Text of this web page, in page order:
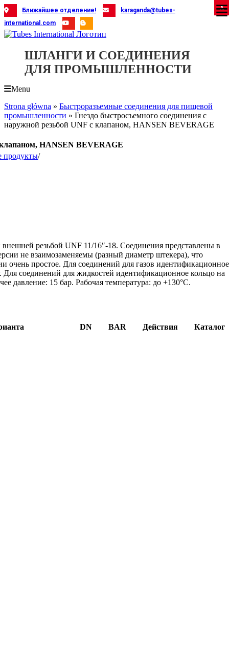
Skip
to
content
Ближайшее отделение!
karaganda@tubes-
international.com
ШЛАНГИ И СОЕДИНЕНИЯ
ДЛЯ ПРОМЫШЛЕННОСТИ
Menu
Strona główna » Быстроразъемные соединения для пищевой
промышленности » Гнездо быстросъемного соединения с
наружной резьбой UNF с клапаном, HANSEN BEVERAGE
клапаном, HANSEN BEVERAGE
продукты/
резьбой UNF 11/16″-18. Соединения представлены в
не взаимозаменяемы (разный диаметр штекера), что
очень простое. Для соединений для газов идентификационное
Для соединений для жидкостей идентификационное кольцо на
давление: 15 бар. Рабочая температура: до +130°C.
DN BAR Действия Каталог
X
X
X
X
X
X
X
X
X
X
X
X
X
X
X
X
X
X
X